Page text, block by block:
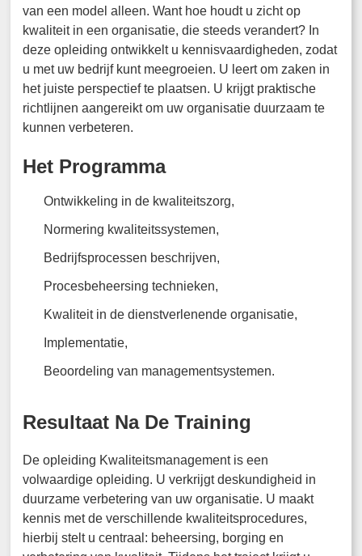
van een model alleen. Want hoe houdt u zicht op
kwaliteit in een organisatie, die steeds verandert? In
deze opleiding ontwikkelt u kennisvaardigheden, zodat
u met uw bedrijf kunt meegroeien. U leert om zaken in
het juiste perspectief te plaatsen. U krijgt praktische
richtlijnen aangereikt om uw organisatie duurzaam te
kunnen verbeteren.
Het Programma
Ontwikkeling in de kwaliteitszorg,
Normering kwaliteitssystemen,
Bedrijfsprocessen beschrijven,
Procesbeheersing technieken,
Kwaliteit in de dienstverlenende organisatie,
Implementatie,
Beoordeling van managementsystemen.
Resultaat Na De Training
De opleiding Kwaliteitsmanagement is een
volwaardige opleiding. U verkrijgt deskundigheid in
duurzame verbetering van uw organisatie. U maakt
kennis met de verschillende kwaliteitsprocedures,
hierbij stelt u centraal: beheersing, borging en